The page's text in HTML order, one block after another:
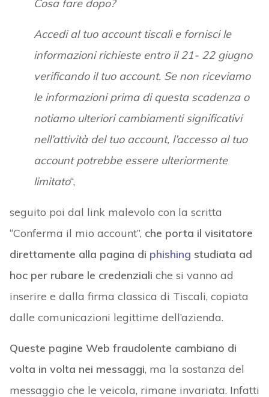
Cosa fare dopo?
Accedi al tuo account tiscali e fornisci le
informazioni richieste entro il 21- 22 giugno
verificando il tuo account. Se non riceviamo
le informazioni prima di questa scadenza o
notiamo ulteriori cambiamenti significativi
nell’attività del tuo account, l’accesso al tuo
account potrebbe essere ulteriormente
limitato“,
seguito poi dal link malevolo con la scritta
“Conferma il mio account”, che porta il visitatore
direttamente alla pagina di phishing studiata ad
hoc per rubare le credenziali che si vanno ad
inserire e dalla firma classica di Tiscali, copiata
dalle comunicazioni legittime dell’azienda.
Queste pagine Web fraudolente cambiano di
volta in volta nei messaggi, ma la sostanza del
messaggio che le veicola, rimane invariata. Infatti